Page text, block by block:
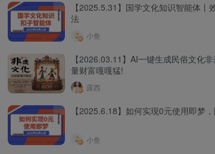
【2025.5.31】国学文化知识智能体丨
法
小鱼
【2026.03.11】AI一键生成民俗文化
量财富嘎嘎猛!
露西
【2025.6.18】如何实现0元使用即梦
小鱼